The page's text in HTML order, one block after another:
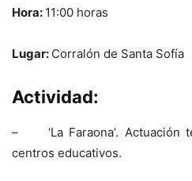
Hora: 11:00 horas
Lugar: Corralón de Santa Sofía
Actividad:
– ‘La Faraona’. Actuación
centros educativos.